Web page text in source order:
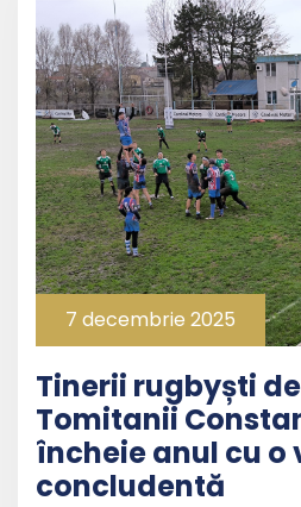
7 decembrie 2025
Tinerii rugbyști
Tomitanii
încheie anul cu o
concludentă